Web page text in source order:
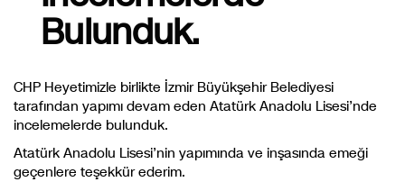
Bulunduk.
CHP Heyetimizle birlikte İzmir Büyükşehir Belediyesi
tarafından yapımı devam eden Atatürk Anadolu Lisesi’nde
incelemelerde bulunduk.
Atatürk Anadolu Lisesi’nin yapımında ve inşasında emeği
geçenlere teşekkür ederim.